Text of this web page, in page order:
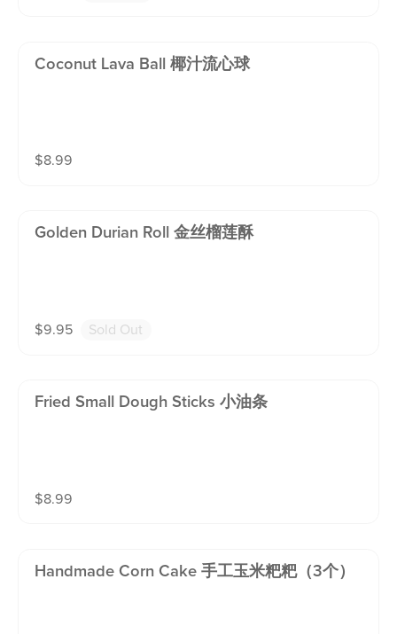
Coconut Lava Ball 椰汁流心球
$8.99
Golden Durian Roll 金丝榴莲酥
$9.95 Sold Out
Fried Small Dough Sticks 小油条
$8.99
Handmade Corn Cake 手工玉米粑粑（3个）